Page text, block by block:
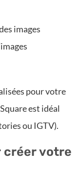
images
pour votre
est idéal
ou IGTV).
créer votre